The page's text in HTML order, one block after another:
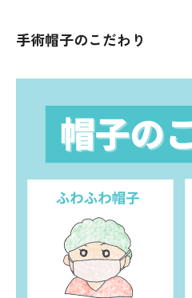
手術帽子のこだわり